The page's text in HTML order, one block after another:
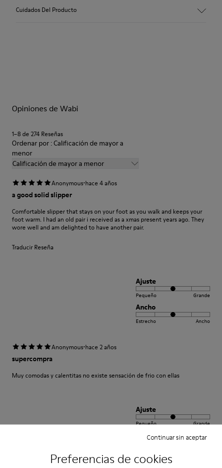
Preferencias de cookies
Continuar sin aceptar
Cuidados Del Producto
Si deseas obtener información detallada sobre cómo cuidar de
Opiniones de Wabi
1–8 de 274 Reseñas
Ordenar por : Calificación de mayor a
menor
Calificación de mayor a menor
Anonymous·hace 4 años
a good solid slipper
Comfortable slipper that stays on your foot as you walk and keeps your
foot warm. I had an old pair i received as a xmas present years ago. They
wore well and am delighted to have another pair.
Traducir Reseña
Ajuste
Pequeño Grande
Ancho
Estrecho Ancho
Anonymous·hace 2 años
supercompra
Muy comodas y calentitas no existe sensación de frio con ellas
Ajuste
Pequeño Grande
Ancho